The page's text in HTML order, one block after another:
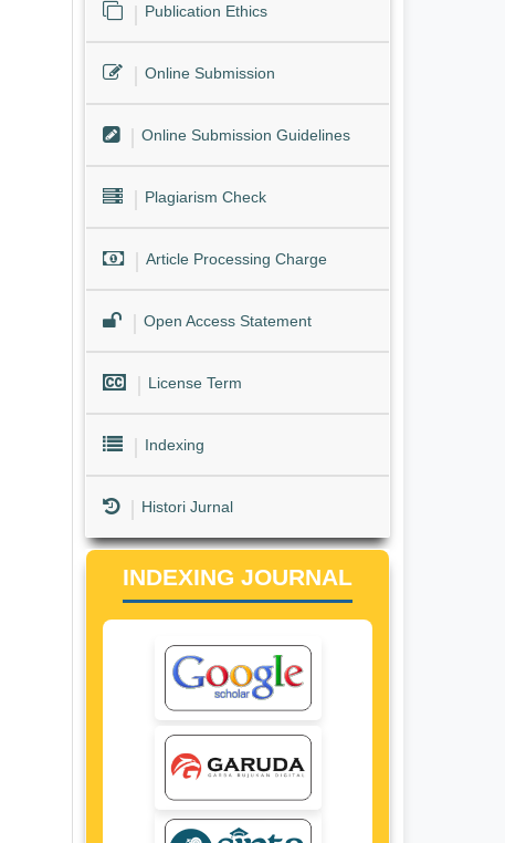
Publication Ethics
Online Submission
Online Submission Guidelines
Plagiarism Check
Article Processing Charge
Open Access Statement
License Term
Indexing
Histori Jurnal
INDEXING JOURNAL